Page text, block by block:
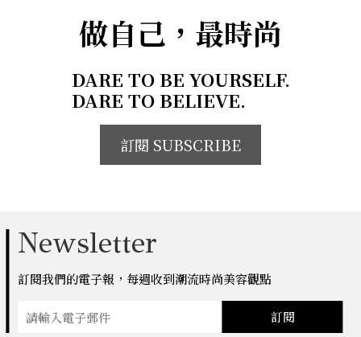
做自己，最時尚
DARE TO BE YOURSELF.
DARE TO BELIEVE.
訂閱 SUBSCRIBE
Newsletter
訂閱我們的電子報，每週收到潮流時尚美容觀點
訂閱